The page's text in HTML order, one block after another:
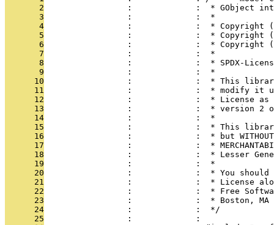
       2
:             :  * GObject
       3
                 :             :  *
       4
:             :  * Copyright
       5
:             :  * Copyright
       6
:             :  * Copyright
       7
                 :             :  *
       8
:             :  * SPDX-
       9
                 :             :  *
      10
:             :  * This
      11
:             :  * modify it
      12
:             :  * License
      13
:             :  * version 2
      14
                 :             :  *
      15
:             :  * This
      16
:             :  * but
      17
:             :  *
      18
:             :  * Lesser
      19
                 :             :  *
      20
:             :  * You
      21
:             :  * License
      22
:             :  * Free
      23
:             :  * Boston, MA
      24
                 :             :  */
      25
                 :             :